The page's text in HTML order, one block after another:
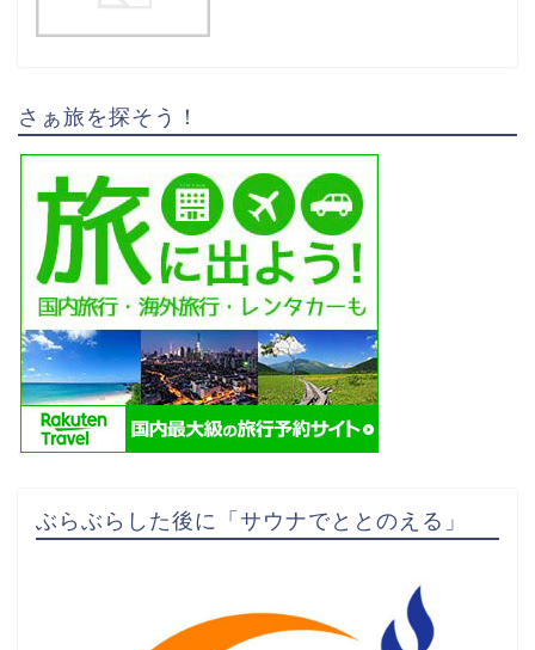
さぁ旅を探そう！
ぶらぶらした後に「サウナでととのえる」